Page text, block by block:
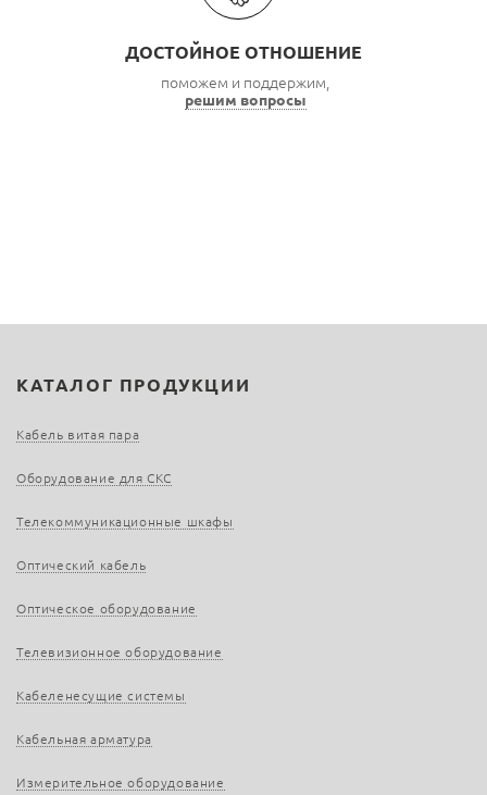
ДОСТОЙНОЕ ОТНОШЕНИЕ
поможем и поддержим,
решим вопросы
КАТАЛОГ ПРОДУКЦИИ
Кабель витая пара
Оборудование для СКС
Телекоммуникационные шкафы
Оптический кабель
Оптическое оборудование
Телевизионное оборудование
Кабеленесущие системы
Кабельная арматура
Измерительное оборудование